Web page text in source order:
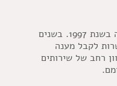
שׂלו, היא חברה ותיקה וחדשנית הוקמה בשנת 1997. בשנים
לקבל מענה
רחב של שירותים